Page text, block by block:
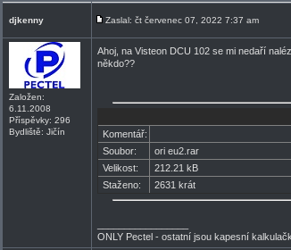
djkenny Zaslal: čt červenec 07, 2022 7:37 am
Založen:
6.11.2008
Příspěvky: 296
Bydliště: Jičín
Ahoj, na Visteon DCU 102 se mi nedaří
někdo??
Komentář:
Soubor:
ori eu2.rar
Velikost:
212.21 kB
Staženo:
2631 krát
ONLY Pectel - ostatní jsou kapesní